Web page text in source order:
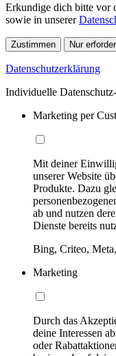
Erkundige dich bitte vor
sowie in unserer
Zustimmen Nur
Datenschutzerklärung
Individuelle
Marketing per
Mit deiner
unserer Website
Produkte. Dazu
ab und nutzen
Dienste bereits
Bing, Criteo,
Marketing
Durch das
deine Interessen
oder